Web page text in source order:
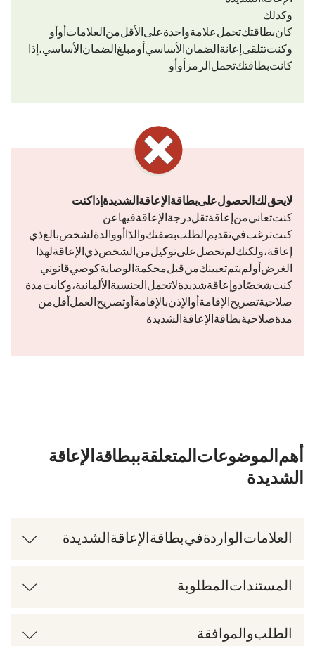
وكذلك
كان بطاقتك تحمل علامة واحدة على الأقل من العلامات H أو TBl أو Bl
وكنت تتلقى إعانة الضمان الأساسي أومبلغ الضمان الأساسي، إذا
كانت بطاقتك تحمل الرمز G أو aG أو Gl.
لا يحق لك الحصول على بطاقة الإعاقة الشديدة إذا كنت
كنت تعاني من إعاقة تقل درجة الإعاقة (GdB) فيها عن 50.
كنت ترغب في تقديم الطلب بصفتك والدًا أو والدة لشخص بالغ ذي
إعاقة، ولكنك لم تحصل على توكيل من الشخص ذي الإعاقة لهذا
الغرض أو لم يتم تعيينك من قبل محكمة الوصاية كوصي قانوني.
كنت شخصًا ذو إعاقة شديدة لا تحمل الجنسية الألمانية، وكانت مدة
صلاحية تصريح الإقامة أو الإذن بالإقامة أو تصريح العمل أقل من
مدة صلاحية بطاقة الإعاقة الشديدة.
أهم الموضوعات المتعلقة ببطاقة الإعاقة
الشديدة
العلامات الواردة في بطاقة الإعاقة الشديدة
المستندات المطلوبة
الطلب والموافقة